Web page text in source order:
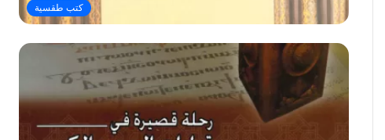
كتب طقسية